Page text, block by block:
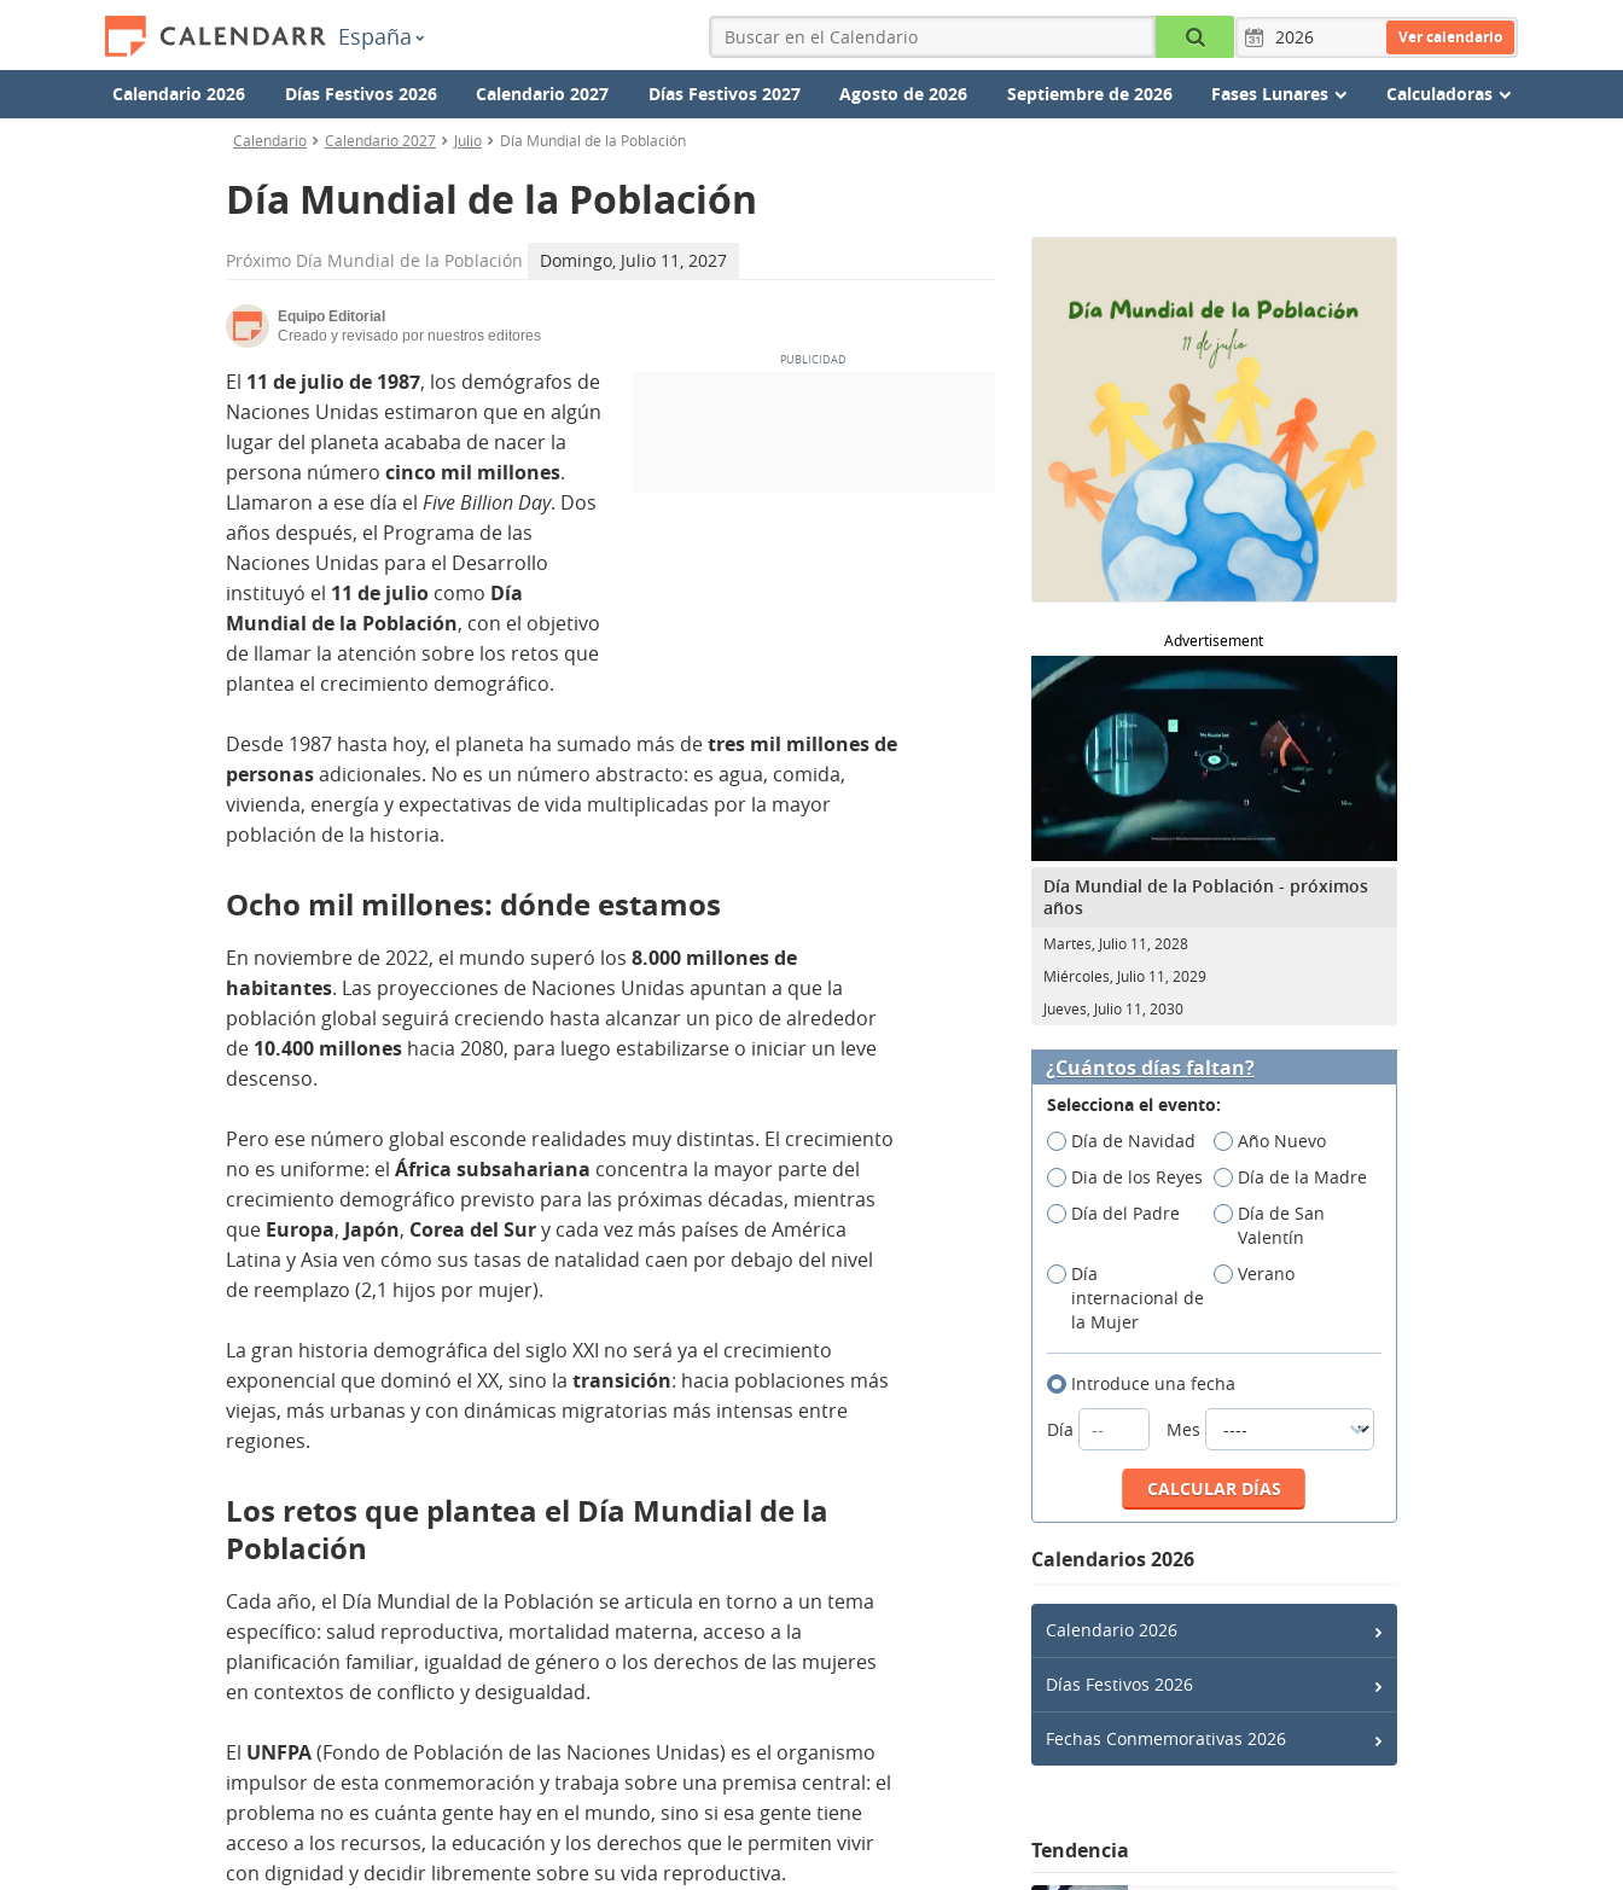
España Ver calendario
Calendario 2026 Días Festivos 2026 Calendario 2027 Días Festivos 2027 Agosto de 2026 Septiembre de 2026 Fases Lunares Calculadoras
Calendario Calendario 2027 Julio Día Mundial de la Población
Día Mundial de la Población
Próximo Día Mundial de la Población Domingo, Julio 11, 2027
Equipo Editorial
Creado y revisado por nuestros editores
El 11 de julio de 1987, los demógrafos de
Naciones Unidas estimaron que en algún
lugar del planeta acababa de nacer la
persona número cinco mil millones.
Llamaron a ese día el Five Billion Day. Dos
años después, el Programa de las
Naciones Unidas para el Desarrollo
instituyó el 11 de julio como Día
Mundial de la Población, con el objetivo
de llamar la atención sobre los retos que
plantea el crecimiento demográfico.
Desde 1987 hasta hoy, el planeta ha sumado más detres mil millones de
personasadicionales. No es un número abstracto: es agua, comida,
vivienda, energía y expectativas de vida multiplicadas por la mayor
población de la historia.
Ocho mil millones: dónde estamos
En noviembre de 2022, el mundo superó los 8.000 millones de
habitantes. Las proyecciones de Naciones Unidas apuntan a que la
población global seguirá creciendo hasta alcanzar un pico de alrededor
de 10.400 millones hacia 2080, para luego estabilizarse o iniciar un leve
descenso.
Pero ese número global esconde realidades muy distintas. El crecimiento
no es uniforme: el África subsahariana concentra la mayor parte del
crecimiento demográfico previsto para las próximas décadas, mientras
que Europa, Japón, Corea del Sury cada vez más países de América
Latina y Asia ven cómo sus tasas de natalidad caen por debajo del nivel
de reemplazo (2,1 hijos por mujer).
La gran historia demográfica del siglo XXI no será ya el crecimiento
exponencial que dominó el XX, sino la transición: hacia poblaciones más
viejas, más urbanas y con dinámicas migratorias más intensas entre
regiones.
Los retos que plantea el Día Mundial de la
Población
Cada año, el Día Mundial de la Población se articula en torno a un tema
específico: salud reproductiva, mortalidad materna, acceso a la
planificación familiar, igualdad de género o los derechos de las mujeres
en contextos de conflicto y desigualdad.
El UNFPA(Fondo de Población de las Naciones Unidas) es el organismo
impulsor de esta conmemoración y trabaja sobre una premisa central: el
problema no es cuánta gente hay en el mundo, sino si esa gente tiene
acceso a los recursos, la educación y los derechos que le permiten vivir
con dignidad y decidir libremente sobre su vida reproductiva.
Advertisement
Día Mundial de la Población - próximos
años
Martes, Julio 11, 2028
Miércoles, Julio 11, 2029
Jueves, Julio 11, 2030
¿Cuántos días faltan?
Selecciona el evento:
Día de Navidad
Año Nuevo
Dia de los Reyes
Día de la Madre
Día del Padre
Día de San
Valentín
Día
internacional de
la Mujer
Verano
Introduce una fecha
Día
Mes
Calendarios 2026
Calendario 2026
Días Festivos 2026
Fechas Conmemorativas 2026
Tendencia